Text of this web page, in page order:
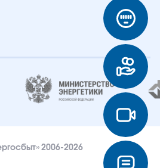
2006-2026